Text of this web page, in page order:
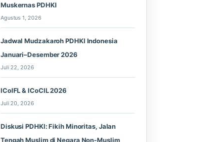
Muskernas PDHKI
Agustus 1, 2026
Jadwal Mudzakaroh PDHKI Indonesia
Januari–Desember 2026
Juli 22, 2026
ICoIFL & ICoCIL 2026
Juli 20, 2026
Diskusi PDHKI: Fikih Minoritas, Jalan
Tengah Muslim di Negara Non-Muslim